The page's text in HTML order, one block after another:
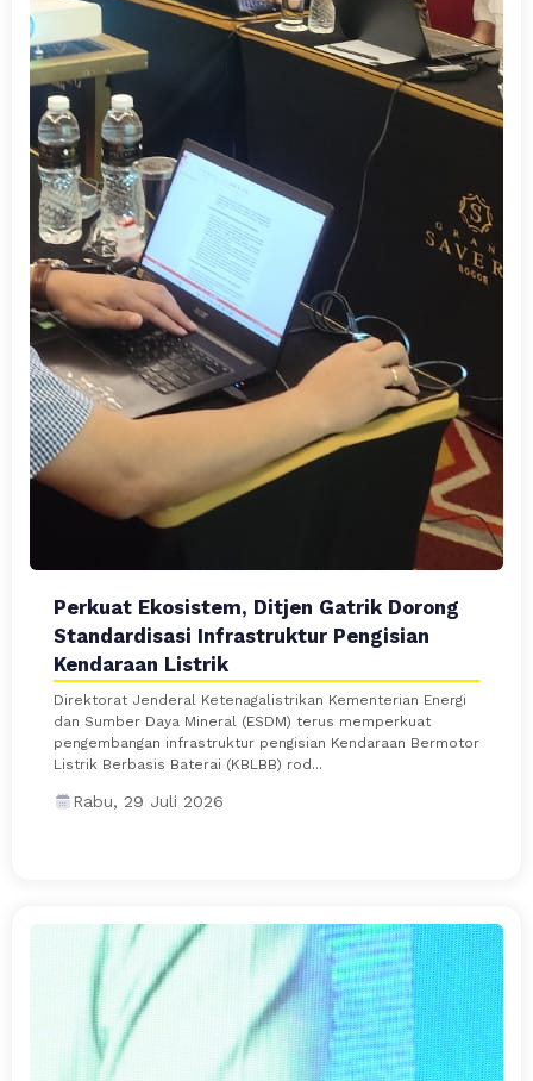
Perkuat Ekosistem, Ditjen Gatrik Dorong
Standardisasi Infrastruktur Pengisian
Kendaraan Listrik
Direktorat Jenderal Ketenagalistrikan Kementerian Energi
dan Sumber Daya Mineral (ESDM) terus memperkuat
pengembangan infrastruktur pengisian Kendaraan Bermotor
Listrik Berbasis Baterai (KBLBB) rod...
Rabu, 29 Juli 2026